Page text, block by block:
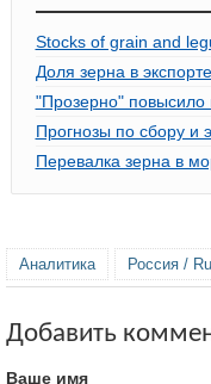
Stocks of grain and
Доля зерна в
"Прозерно" повысило
Прогнозы по сбору и
Перевалка зерна в
Аналитика Россия /
Добавить
Ваше имя